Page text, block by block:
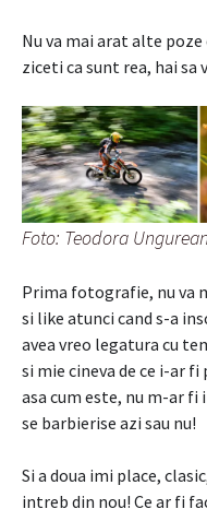
Nu va mai arat alte poze
ziceti ca sunt rea, hai sa
Foto: Teodora
Prima fotografie, nu va
si like atunci cand s-a
avea vreo legatura cu
si mie cineva de ce i-ar
asa cum este, nu m-ar fi
se barbierise azi sau nu!
Si a doua imi place,
intreb din nou! Ce ar fi